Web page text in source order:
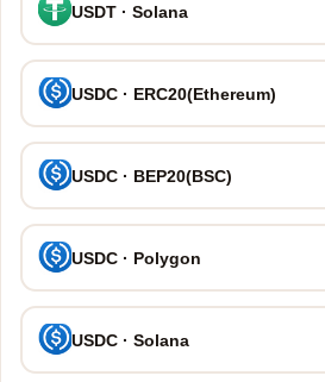
USDT · Solana
USDC · ERC20(Ethereum)
USDC · BEP20(BSC)
USDC · Polygon
USDC · Solana